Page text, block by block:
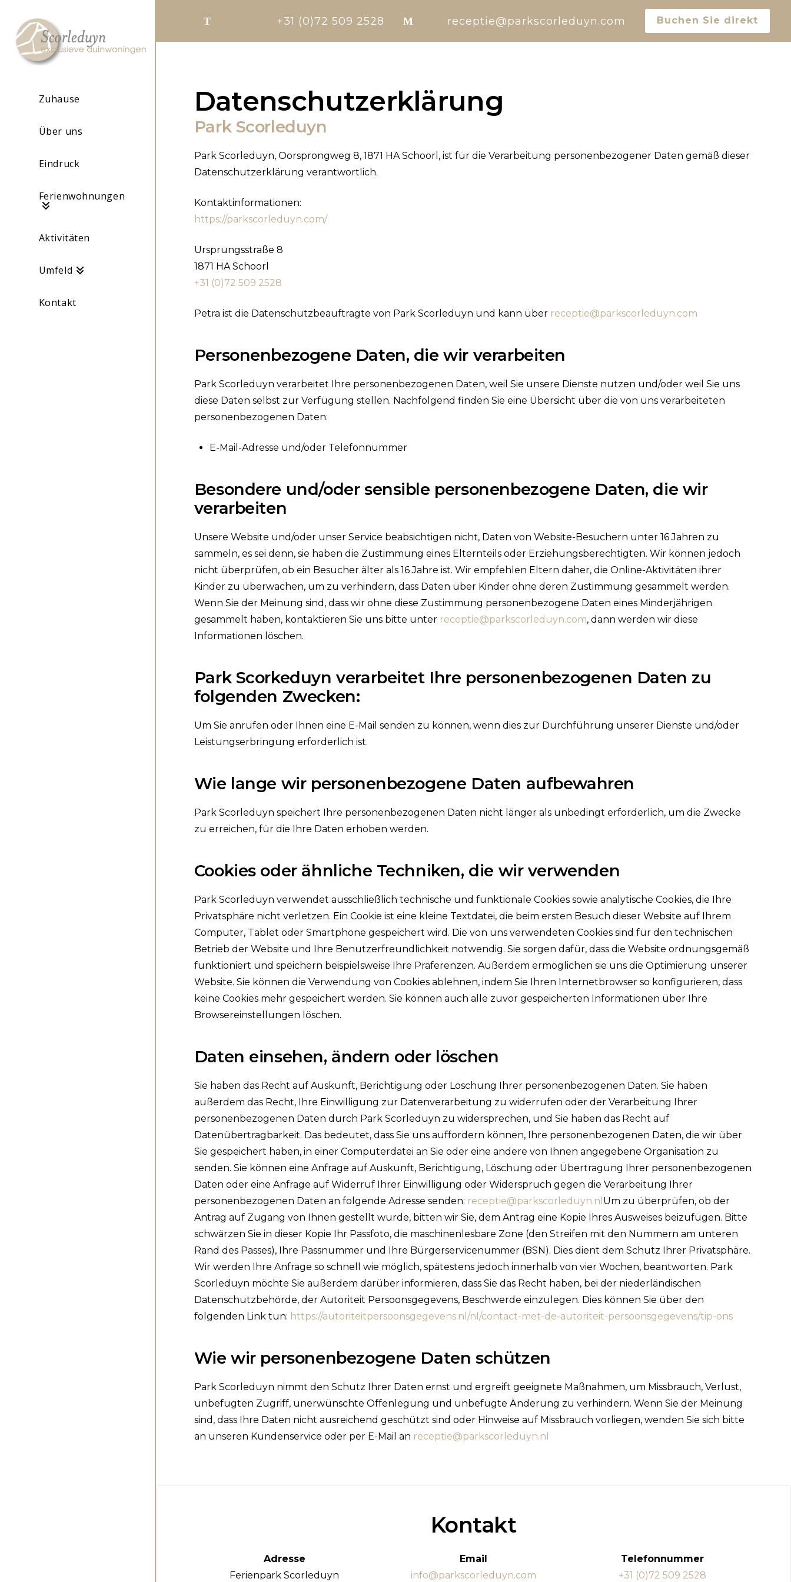
Telefon +31 (0)72 509 2528 Mail receptie@parkscorleduyn.com Buchen Sie direkt
Zuhause
Über uns
Eindruck
Ferienwohnungen
Aktivitäten
Umfeld
Kontakt
Datenschutzerklärung
Park Scorleduyn
Park Scorleduyn, Oorsprongweg 8, 1871 HA Schoorl, ist für die Verarbeitung personenbezogener Daten gemäß dieser
Datenschutzerklärung verantwortlich.
Kontaktinformationen:
https://parkscorleduyn.com/
Ursprungsstraße 8
1871 HA Schoorl
+31 (0)72 509 2528
Petra ist die Datenschutzbeauftragte von Park Scorleduyn und kann über receptie@parkscorleduyn.com
Personenbezogene Daten, die wir verarbeiten
Park Scorleduyn verarbeitet Ihre personenbezogenen Daten, weil Sie unsere Dienste nutzen und/oder weil Sie uns
diese Daten selbst zur Verfügung stellen. Nachfolgend finden Sie eine Übersicht über die von uns verarbeiteten
personenbezogenen Daten:
E-Mail-Adresse und/oder Telefonnummer
Besondere und/oder sensible personenbezogene Daten, die wir
verarbeiten
Unsere Website und/oder unser Service beabsichtigen nicht, Daten von Website-Besuchern unter 16 Jahren zu
sammeln, es sei denn, sie haben die Zustimmung eines Elternteils oder Erziehungsberechtigten. Wir können jedoch
nicht überprüfen, ob ein Besucher älter als 16 Jahre ist. Wir empfehlen Eltern daher, die Online-Aktivitäten ihrer
Kinder zu überwachen, um zu verhindern, dass Daten über Kinder ohne deren Zustimmung gesammelt werden.
Wenn Sie der Meinung sind, dass wir ohne diese Zustimmung personenbezogene Daten eines Minderjährigen
gesammelt haben, kontaktieren Sie uns bitte unter receptie@parkscorleduyn.com, dann werden wir diese
Informationen löschen.
Park Scorkeduyn verarbeitet Ihre personenbezogenen Daten zu
folgenden Zwecken:
Um Sie anrufen oder Ihnen eine E-Mail senden zu können, wenn dies zur Durchführung unserer Dienste und/oder
Leistungserbringung erforderlich ist.
Wie lange wir personenbezogene Daten aufbewahren
Park Scorleduyn speichert Ihre personenbezogenen Daten nicht länger als unbedingt erforderlich, um die Zwecke
zu erreichen, für die Ihre Daten erhoben werden.
Cookies oder ähnliche Techniken, die wir verwenden
Park Scorleduyn verwendet ausschließlich technische und funktionale Cookies sowie analytische Cookies, die Ihre
Privatsphäre nicht verletzen. Ein Cookie ist eine kleine Textdatei, die beim ersten Besuch dieser Website auf Ihrem
Computer, Tablet oder Smartphone gespeichert wird. Die von uns verwendeten Cookies sind für den technischen
Betrieb der Website und Ihre Benutzerfreundlichkeit notwendig. Sie sorgen dafür, dass die Website ordnungsgemäß
funktioniert und speichern beispielsweise Ihre Präferenzen. Außerdem ermöglichen sie uns die Optimierung unserer
Website. Sie können die Verwendung von Cookies ablehnen, indem Sie Ihren Internetbrowser so konfigurieren, dass
keine Cookies mehr gespeichert werden. Sie können auch alle zuvor gespeicherten Informationen über Ihre
Browsereinstellungen löschen.
Daten einsehen, ändern oder löschen
Sie haben das Recht auf Auskunft, Berichtigung oder Löschung Ihrer personenbezogenen Daten. Sie haben
außerdem das Recht, Ihre Einwilligung zur Datenverarbeitung zu widerrufen oder der Verarbeitung Ihrer
personenbezogenen Daten durch Park Scorleduyn zu widersprechen, und Sie haben das Recht auf
Datenübertragbarkeit. Das bedeutet, dass Sie uns auffordern können, Ihre personenbezogenen Daten, die wir über
Sie gespeichert haben, in einer Computerdatei an Sie oder eine andere von Ihnen angegebene Organisation zu
senden. Sie können eine Anfrage auf Auskunft, Berichtigung, Löschung oder Übertragung Ihrer personenbezogenen
Daten oder eine Anfrage auf Widerruf Ihrer Einwilligung oder Widerspruch gegen die Verarbeitung Ihrer
personenbezogenen Daten an folgende Adresse senden: receptie@parkscorleduyn.nl Um zu überprüfen, ob der
Antrag auf Zugang von Ihnen gestellt wurde, bitten wir Sie, dem Antrag eine Kopie Ihres Ausweises beizufügen. Bitte
schwärzen Sie in dieser Kopie Ihr Passfoto, die maschinenlesbare Zone (den Streifen mit den Nummern am unteren
Rand des Passes), Ihre Passnummer und Ihre Bürgerservicenummer (BSN). Dies dient dem Schutz Ihrer Privatsphäre.
Wir werden Ihre Anfrage so schnell wie möglich, spätestens jedoch innerhalb von vier Wochen, beantworten. Park
Scorleduyn möchte Sie außerdem darüber informieren, dass Sie das Recht haben, bei der niederländischen
Datenschutzbehörde, der Autoriteit Persoonsgegevens, Beschwerde einzulegen. Dies können Sie über den
folgenden Link tun: https://autoriteitpersoonsgegevens.nl/nl/contact-met-de-autoriteit-persoonsgegevens/tip-ons
Wie wir personenbezogene Daten schützen
Park Scorleduyn nimmt den Schutz Ihrer Daten ernst und ergreift geeignete Maßnahmen, um Missbrauch, Verlust,
unbefugten Zugriff, unerwünschte Offenlegung und unbefugte Änderung zu verhindern. Wenn Sie der Meinung
sind, dass Ihre Daten nicht ausreichend geschützt sind oder Hinweise auf Missbrauch vorliegen, wenden Sie sich bitte
an unseren Kundenservice oder per E-Mail an receptie@parkscorleduyn.nl
Kontakt
Adresse
Ferienpark Scorleduyn
Email
info@parkscorleduyn.com
Telefonnummer
+31 (0)72 509 2528